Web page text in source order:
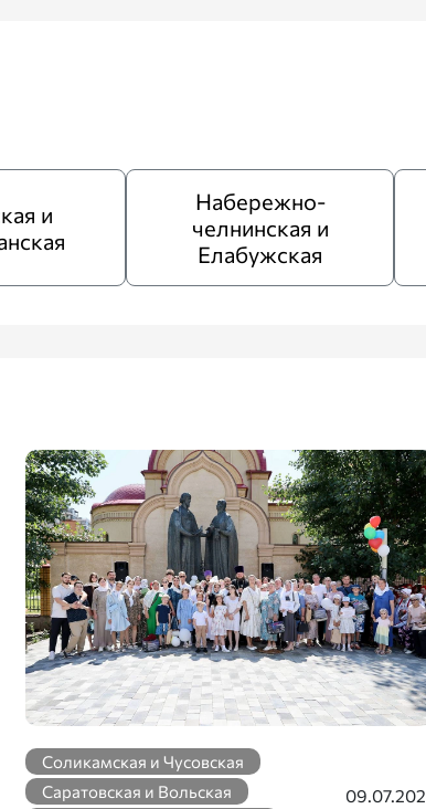
и
Набережно-
челнинская и
Елабужская
Соликамская и Чусовская
Саратовская и Вольская
09.07.202